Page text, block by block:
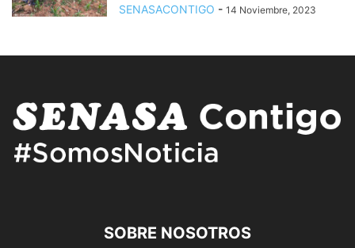
SENASACONTIGO - 14 Noviembre, 2023
SOBRE NOSOTROS